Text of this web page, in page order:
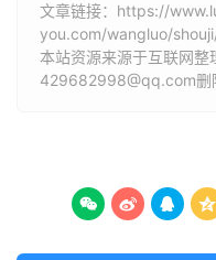
文章链接： https://
you.com/wangluo/
本站资源来源于互联网
429682998@qq.com删
   